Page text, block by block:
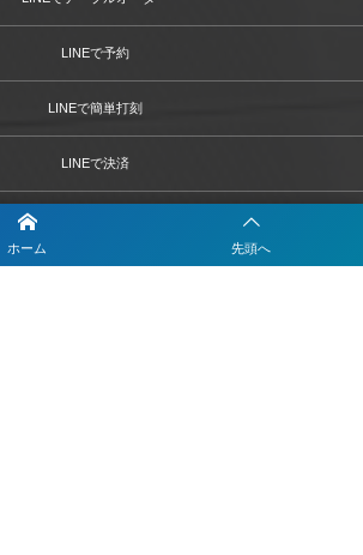
ホーム 先頭へ
LINEで予約
LINEで簡単打刻
LINEで決済
LINEで問診票・お問合せフォーム